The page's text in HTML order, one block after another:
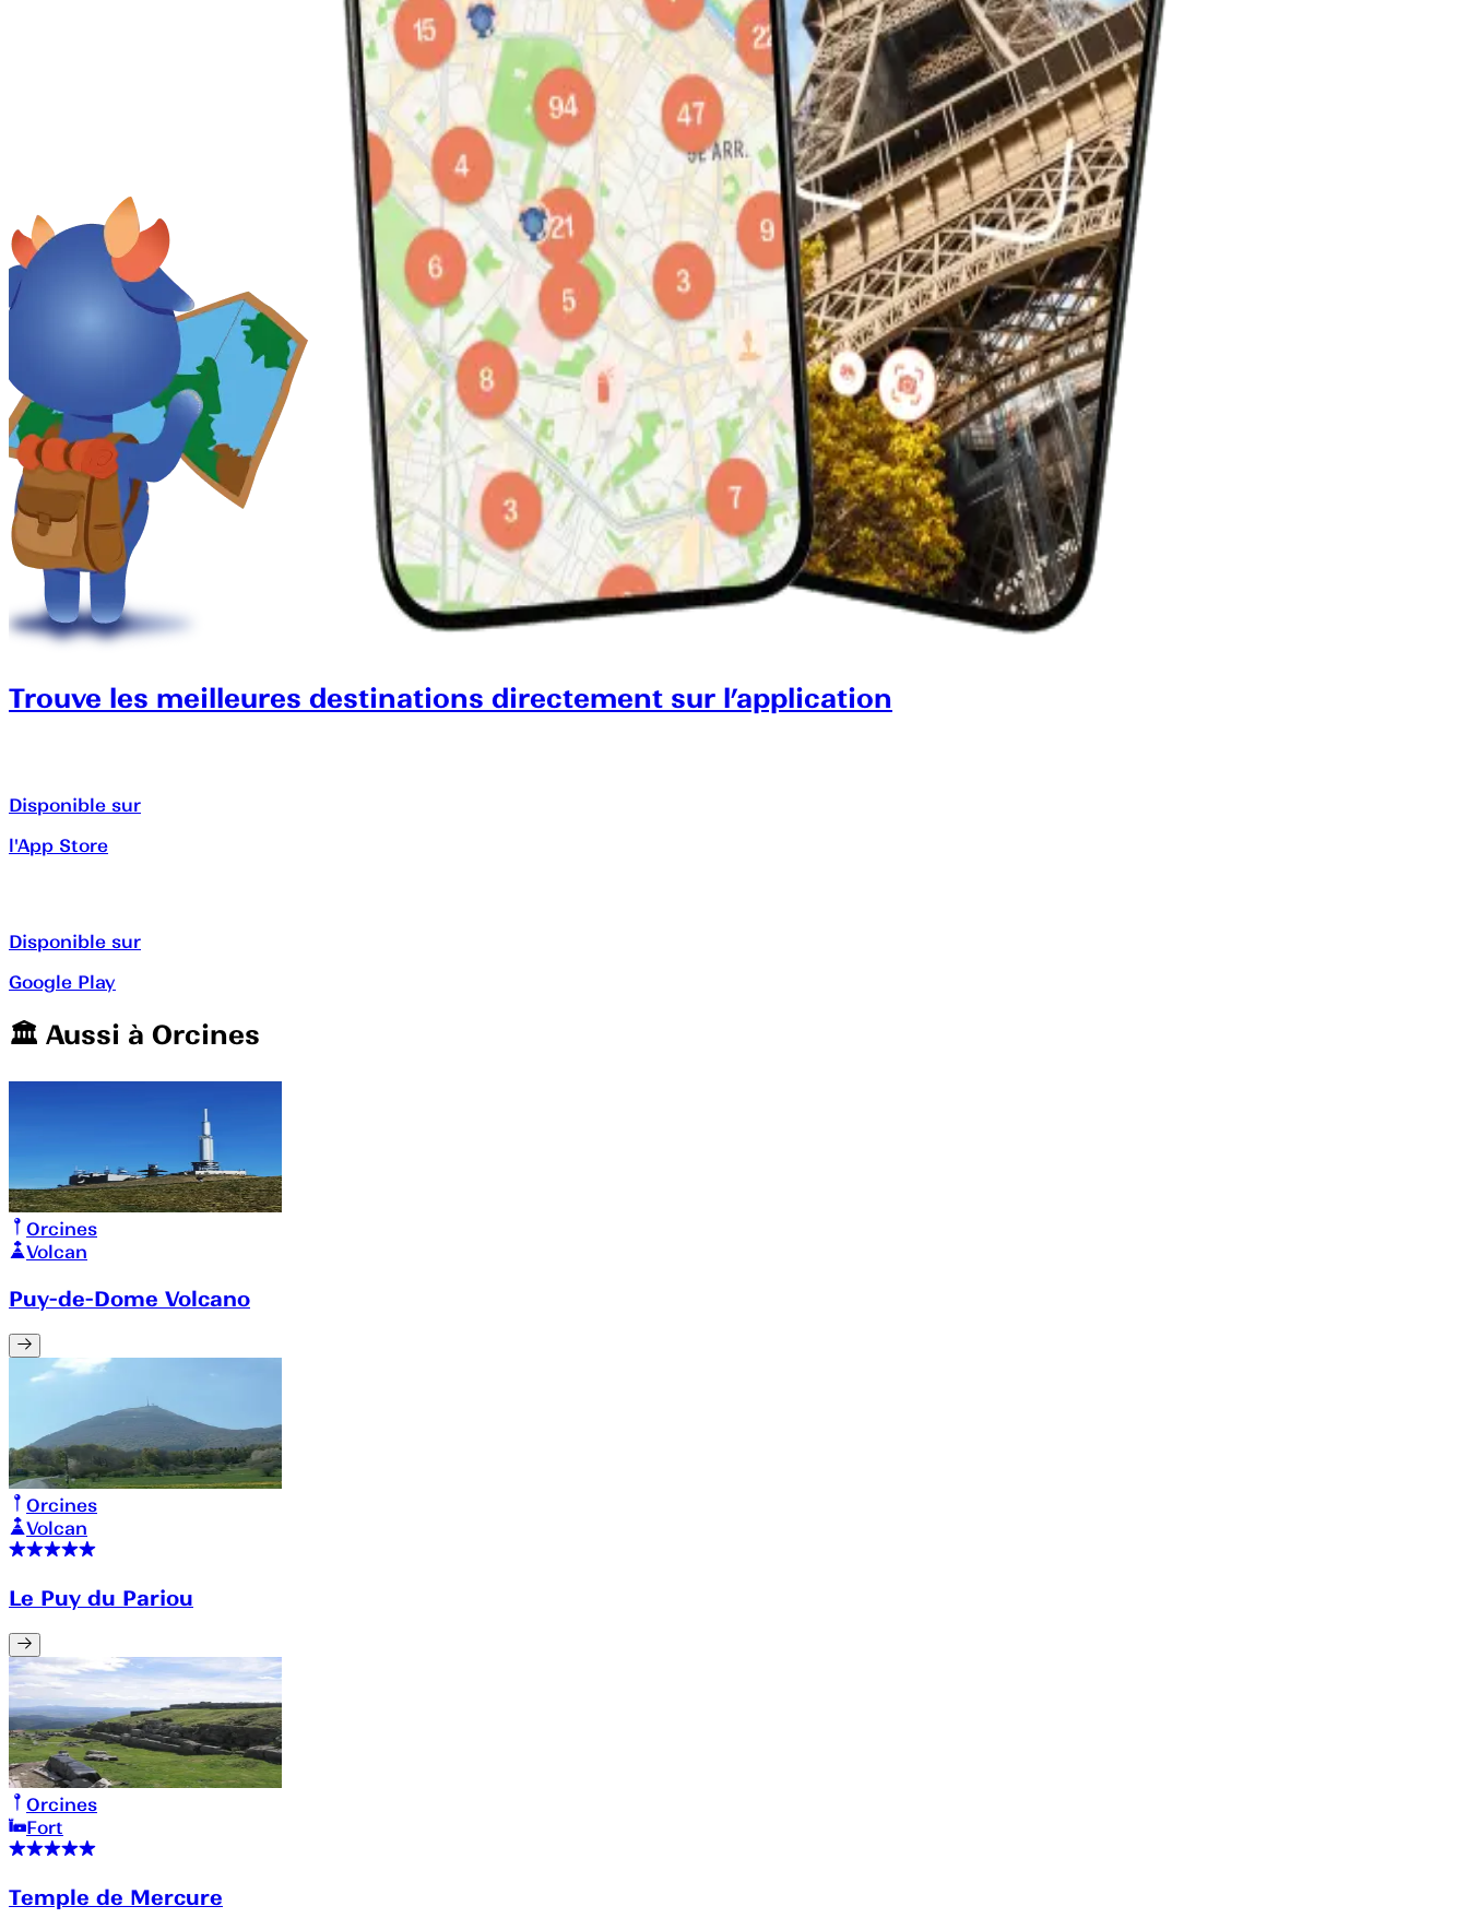
Trouve les meilleures destinations directement sur l’application
Disponible sur
l'App Store
Disponible sur
Google Play
🏛️️ Aussi à Orcines
Orcines
Volcan
Puy-de-Dome Volcano
Orcines
Volcan
Le Puy du Pariou
Orcines
Fort
Temple de Mercure